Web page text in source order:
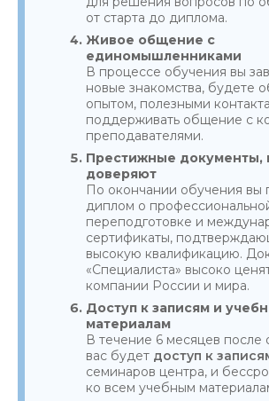
от старта до диплома.
Живое общение с
единомышленниками
В процессе обучения вы
новые знакомства, будете
опытом, полезными
поддерживать общение с
преподавателями.
Престижные документы,
доверяют
По окончании обучения вы
диплом о
переподготовке и
сертификаты,
высокую квалификацию.
«Специалиста» высоко
компании России и мира.
Доступ к записям и
материалам
В течение 6 месяцев после
вас будет доступ к
семинаров центра, и
ко всем учебным